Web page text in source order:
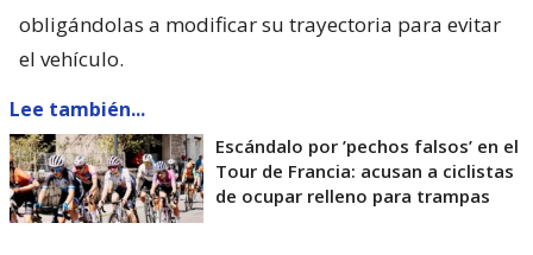
obligándolas a modificar su trayectoria para evitar
el vehículo.
Lee también...
Escándalo por ’pechos falsos’ en el
Tour de Francia: acusan a ciclistas
de ocupar relleno para trampas